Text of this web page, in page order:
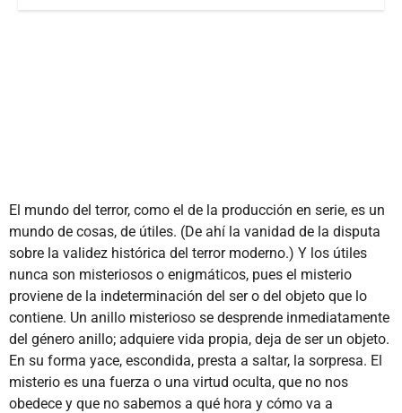
El mundo del terror, como el de la producción en serie, es un
mundo de cosas, de útiles. (De ahí la vanidad de la disputa
sobre la validez histórica del terror moderno.) Y los útiles
nunca son misteriosos o enigmáticos, pues el misterio
proviene de la indeterminación del ser o del objeto que lo
contiene. Un anillo misterioso se desprende inmediatamente
del género anillo; adquiere vida propia, deja de ser un objeto.
En su forma yace, escondida, presta a saltar, la sorpresa. El
misterio es una fuerza o una virtud oculta, que no nos
obedece y que no sabemos a qué hora y cómo va a